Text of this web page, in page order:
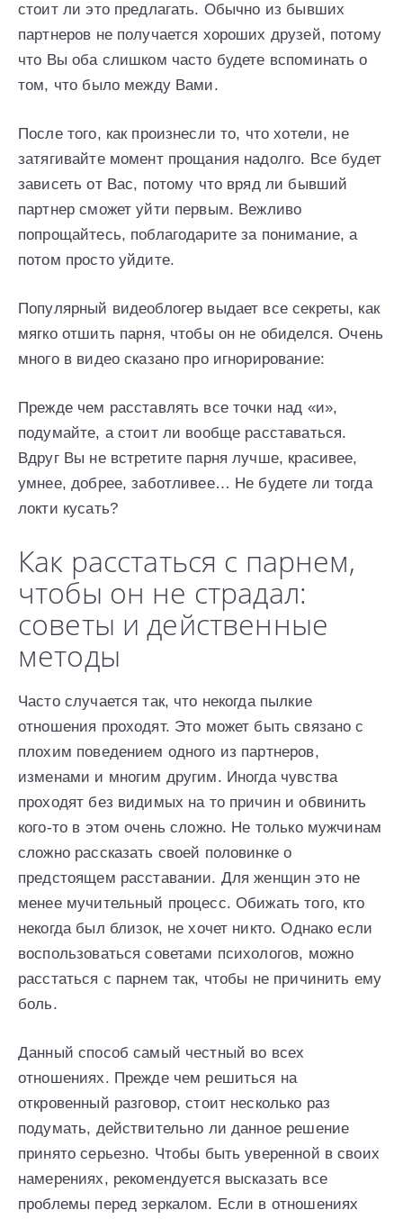
стоит ли это предлагать. Обычно из бывших
партнеров не получается хороших друзей, потому
что Вы оба слишком часто будете вспоминать о
том, что было между Вами.
После того, как произнесли то, что хотели, не
затягивайте момент прощания надолго. Все будет
зависеть от Вас, потому что вряд ли бывший
партнер сможет уйти первым. Вежливо
попрощайтесь, поблагодарите за понимание, а
потом просто уйдите.
Популярный видеоблогер выдает все секреты, как
мягко отшить парня, чтобы он не обиделся. Очень
много в видео сказано про игнорирование:
Прежде чем расставлять все точки над «и»,
подумайте, а стоит ли вообще расставаться.
Вдруг Вы не встретите парня лучше, красивее,
умнее, добрее, заботливее… Не будете ли тогда
локти кусать?
Как расстаться с парнем,
чтобы он не страдал:
советы и действенные
методы
Часто случается так, что некогда пылкие
отношения проходят. Это может быть связано с
плохим поведением одного из партнеров,
изменами и многим другим. Иногда чувства
проходят без видимых на то причин и обвинить
кого-то в этом очень сложно. Не только мужчинам
сложно рассказать своей половинке о
предстоящем расставании. Для женщин это не
менее мучительный процесс. Обижать того, кто
некогда был близок, не хочет никто. Однако если
воспользоваться советами психологов, можно
расстаться с парнем так, чтобы не причинить ему
боль.
Данный способ самый честный во всех
отношениях. Прежде чем решиться на
откровенный разговор, стоит несколько раз
подумать, действительно ли данное решение
принято серьезно. Чтобы быть уверенной в своих
намерениях, рекомендуется высказать все
проблемы перед зеркалом. Если в отношениях